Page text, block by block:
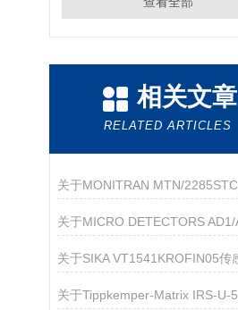
相关文章
RELATED ARTICLES